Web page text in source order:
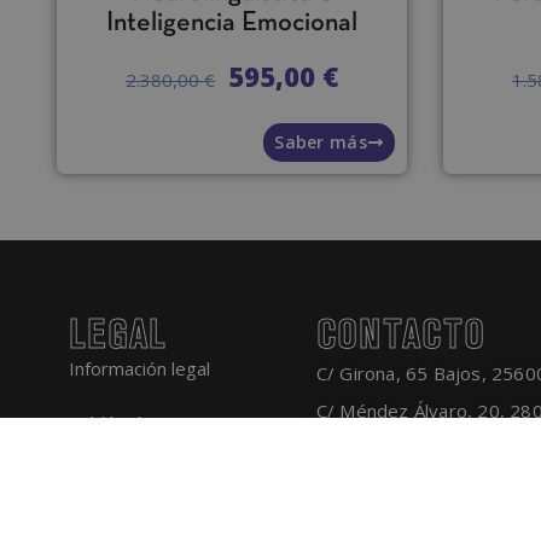
Inteligencia Emocional
2.380,00€ 595,00 €
Saber más
LEGAL
Información legal
Tablón de anuncios
CONTACTO
C/ Girona, 65 Bajos,
C/ Méndez Álvaro, 20,